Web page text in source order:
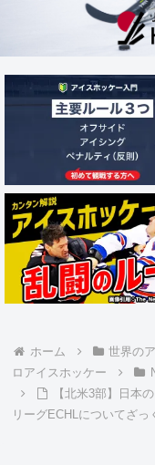
ホーム 世界の
ロアイスホッケー
【北米3部】日本
リーグECHLについてざっ